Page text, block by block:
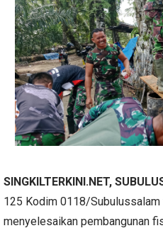
SINGKILTERKINI.NET,
125 Kodim 0118/Subulussalam
menyelesaikan pembangunan